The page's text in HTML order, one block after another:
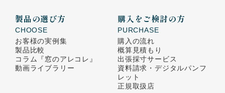
製品の選び方
CHOOSE
お客様の実例集
製品比較
コラム
『窓のアレコレ』
動画ライブラリー
購入をご検討の方
PURCHASE
購入の流れ
概算見積もり
出張採寸サービス
資料請求・デジタルパンフ
レット
正規取扱店